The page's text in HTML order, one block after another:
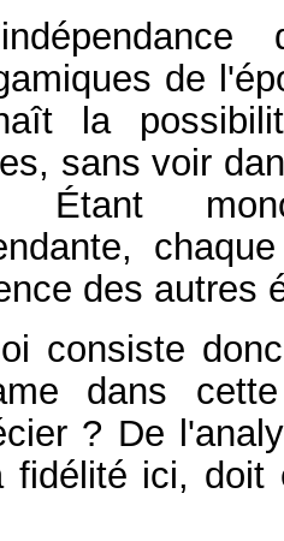
de
la
sans voir
Étant
des autres
consiste
dans
? De
fidélité ici, doit